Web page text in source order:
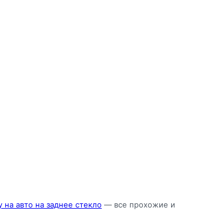
на авто на заднее стекло — все прохожие и